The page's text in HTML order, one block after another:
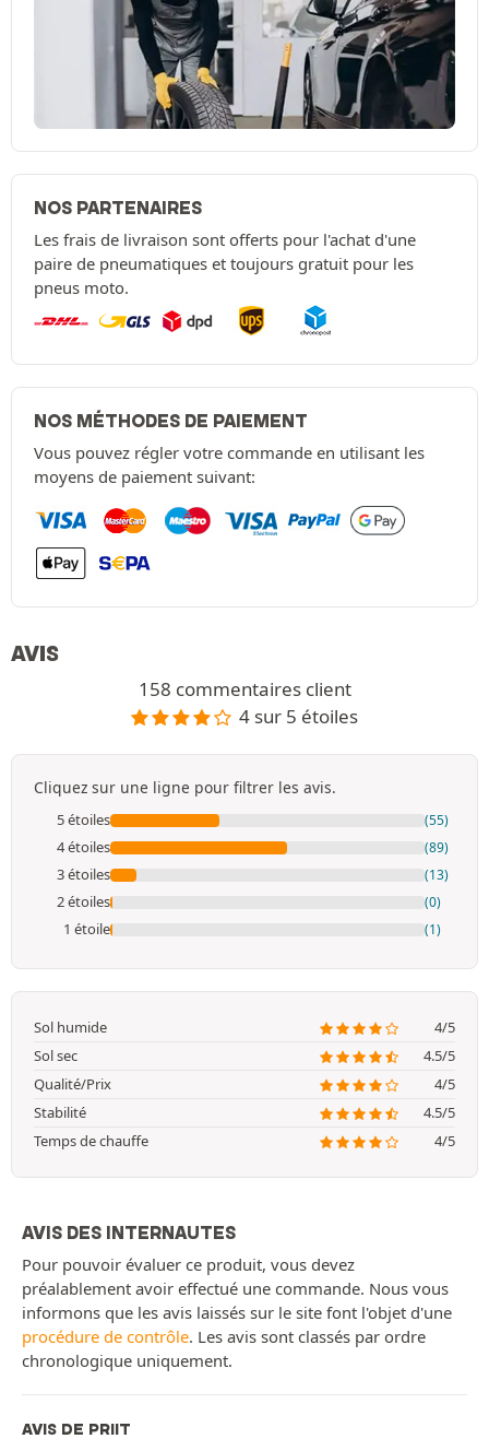
NOS PARTENAIRES
Les frais de livraison sont offerts pour l'achat d'une
paire de pneumatiques et toujours gratuit pour les
pneus moto.
NOS MÉTHODES DE PAIEMENT
Vous pouvez régler votre commande en utilisant les
moyens de paiement suivant:
AVIS
158 commentaires client
4 sur 5 étoiles
Cliquez sur une ligne pour filtrer les avis.
5 étoiles (55)
4 étoiles (89)
3 étoiles (13)
2 étoiles (0)
1 étoile (1)
Sol humide
4/5
Sol sec
4.5/5
Qualité/Prix
4/5
Stabilité
4.5/5
Temps de chauffe
4/5
AVIS DES INTERNAUTES
Pour pouvoir évaluer ce produit, vous devez
préalablement avoir effectué une commande. Nous vous
informons que les avis laissés sur le site font l'objet d'une
procédure de contrôle. Les avis sont classés par ordre
chronologique uniquement.
AVIS DE PRIIT